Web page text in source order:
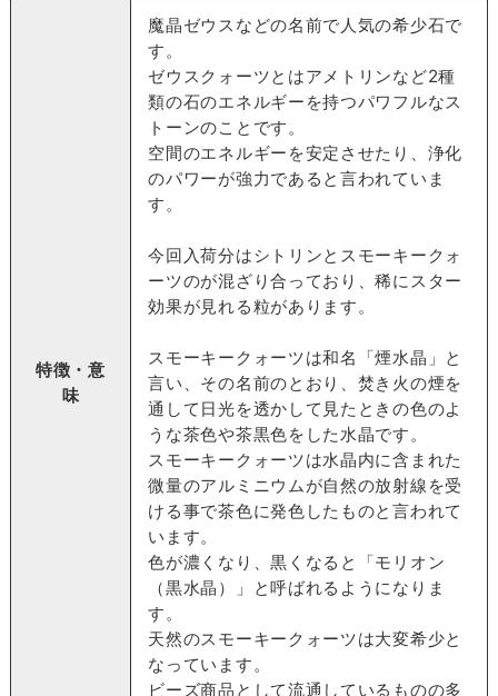
特徴・意
味
魔晶ゼウスなどの名前で人気の希少石で
す。
ゼウスクォーツとはアメトリンなど2種
類の石のエネルギーを持つパワフルなス
トーンのことです。
空間のエネルギーを安定させたり、浄化
のパワーが強力であると言われていま
す。
今回入荷分はシトリンとスモーキークォ
ーツのが混ざり合っており、稀にスター
効果が見れる粒があります。
スモーキークォーツは和名「煙水晶」と
言い、その名前のとおり、焚き火の煙を
通して日光を透かして見たときの色のよ
うな茶色や茶黒色をした水晶です。
スモーキークォーツは水晶内に含まれた
微量のアルミニウムが自然の放射線を受
ける事で茶色に発色したものと言われて
います。
色が濃くなり、黒くなると「モリオン
（黒水晶）」と呼ばれるようになりま
す。
天然のスモーキークォーツは大変希少と
なっています。
ビーズ商品として流通しているものの多